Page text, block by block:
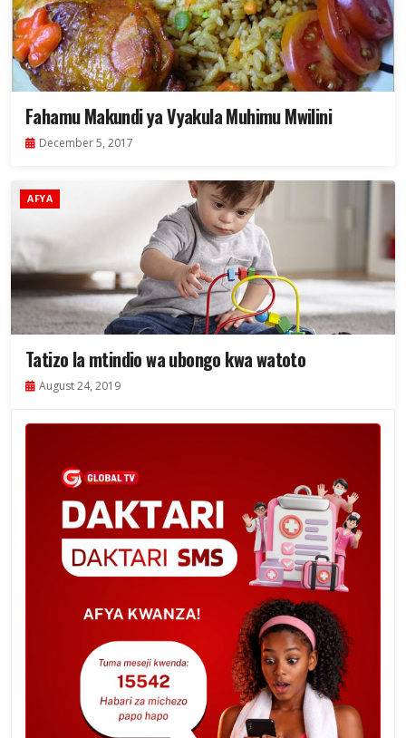
Fahamu Makundi ya Vyakula Muhimu Mwilini
December 5, 2017
AFYA
Tatizo la mtindio wa ubongo kwa watoto
August 24, 2019